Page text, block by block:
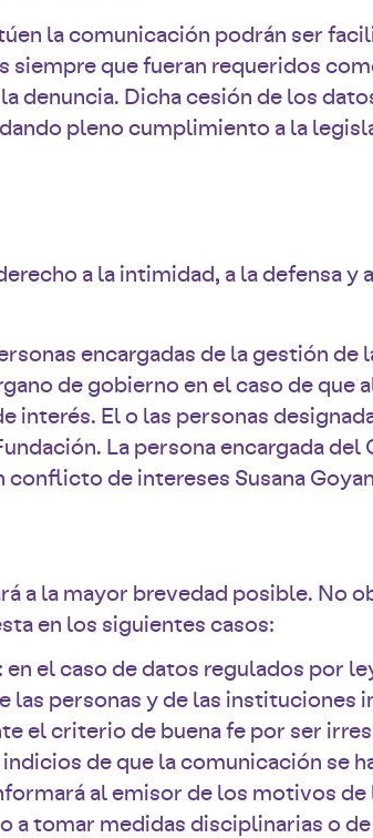
la comunicación podrán ser
que fueran requeridos
Dicha cesión de los
pleno cumplimiento a la
a la intimidad, a la defensa y
encargadas de la gestión de
de gobierno en el caso de que
El o las personas
La persona encargada del
conflicto de intereses Susana
a la mayor brevedad posible. No
en los siguientes casos:
el caso de datos regulados por
personas y de las instituciones
el criterio de buena fe por ser
de que la comunicación se
al emisor de los motivos
a tomar medidas disciplinarias o